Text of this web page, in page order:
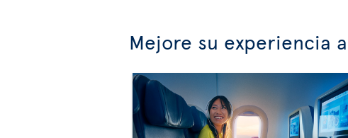
Mejore su experiencia